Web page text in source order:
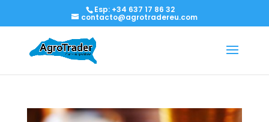
Esp: +34 637 17 86 32
contacto@agrotradereu.com